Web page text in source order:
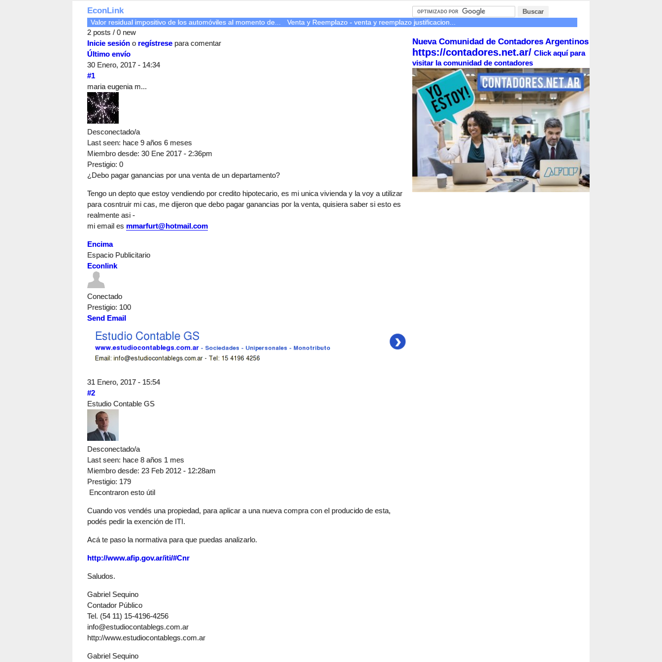
EconLink
Valor residual impositivo de los automóviles al momento de... Venta y Reemplazo - venta y reemplazo justificacion...
2 posts / 0 new
Inicie sesión o regístrese para comentar
Último envío
30 Enero, 2017 - 14:34
#1
maria eugenia m...
Desconectado/a
Last seen: hace 9 años 6 meses
Miembro desde: 30 Ene 2017 - 2:36pm
Prestigio: 0
¿Debo pagar ganancias por una venta de un departamento?
Tengo un depto que estoy vendiendo por credito hipotecario, es mi unica vivienda y la voy a utilizar
para cosntruir mi cas, me dijeron que debo pagar ganancias por la venta, quisiera saber si esto es
realmente asi -
mi email es mmarfurt@hotmail.com
Encima
Espacio Publicitario
Econlink
Conectado
Prestigio: 100
Send Email
31 Enero, 2017 - 15:54
#2
Estudio Contable GS
Desconectado/a
Last seen: hace 8 años 1 mes
Miembro desde: 23 Feb 2012 - 12:28am
Prestigio: 179
Encontraron esto útil
Cuando vos vendés una propiedad, para aplicar a una nueva compra con el producido de esta,
podés pedir la exención de ITI.
Acá te paso la normativa para que puedas analizarlo.
http://www.afip.gov.ar/iti/#Cnr
Saludos.
Gabriel Sequino
Contador Público
Tel. (54 11) 15-4196-4256
info@estudiocontablegs.com.ar
http://www.estudiocontablegs.com.ar
Gabriel Sequino
Nueva Comunidad de Contadores Argentinos
https://contadores.net.ar/ Click aquí para
visitar la comunidad de contadores